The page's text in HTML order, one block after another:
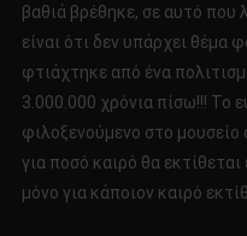
βαθιά βρέθηκε, σε αυτό που
είναι ότι δεν υπάρχει θέμα
φτιάχτηκε από ένα
3.000.000 χρόνια πίσω!!! Το
φιλοξενούμενο στο
για ποσό καιρό θα εκτίθεται
μόνο για κάποιον καιρό